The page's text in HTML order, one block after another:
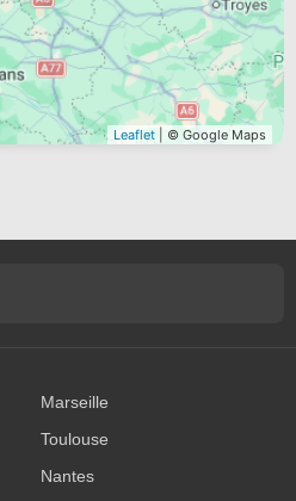
Leaflet | © Google Maps
Marseille
Toulouse
Nantes